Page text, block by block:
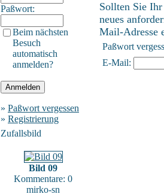
Paßwort:
Beim nächsten
Besuch
automatisch
anmelden?
» Paßwort vergessen
» Registrierung
Zufallsbild
Bild 09
Kommentare: 0
mirko-sn
Sollten Sie
neues
Mail-Adresse
Paßwort
E-Mail: